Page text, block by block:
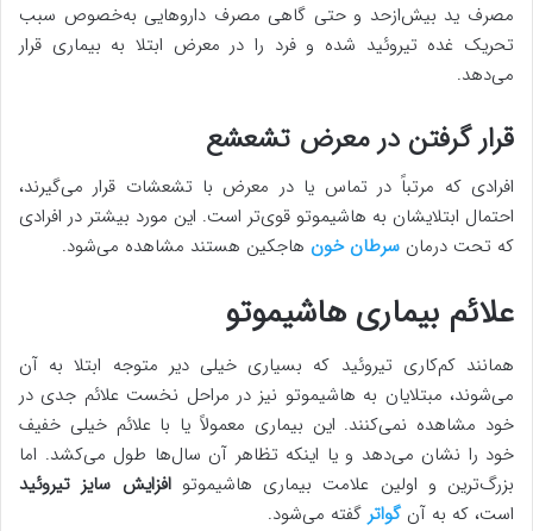
مصرف ید بیش‌ازحد و حتی گاهی مصرف داروهایی به‌خصوص سبب
تحریک غده تیروئید شده و فرد را در معرض ابتلا به بیماری قرار
می‌دهد.
قرار گرفتن در معرض تشعشع
افرادی که مرتباً در تماس یا در معرض با تشعشات قرار می‌گیرند،
احتمال ابتلایشان به هاشیموتو قوی‌تر است. این مورد بیشتر در افرادی
که تحت درمان سرطان خون هاجکین هستند مشاهده می‌شود.
علائم بیماری هاشیموتو
همانند کم‌کاری تیروئید که بسیاری خیلی دیر متوجه ابتلا به آن
می‌شوند، مبتلایان به هاشیموتو نیز در مراحل نخست علائم جدی در
خود مشاهده نمی‌کنند. این بیماری معمولاً یا با علائم خیلی خفیف
خود را نشان می‌دهد و یا اینکه تظاهر آن سال‌ها طول می‌کشد. اما
بزرگ‌ترین و اولین علامت بیماری هاشیموتوافزایش سایز تیروئید
است، که به آن گواتر گفته می‌شود.